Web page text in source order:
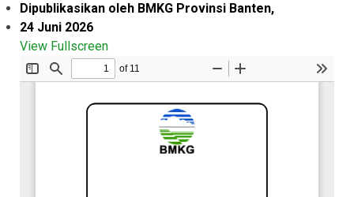
Dipublikasikan oleh BMKG Provinsi Banten,
24 Juni 2026
View Fullscreen